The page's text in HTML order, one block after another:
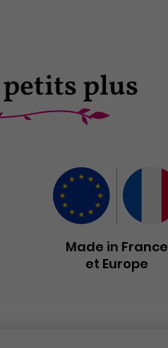
plus
Made in France
et Europe